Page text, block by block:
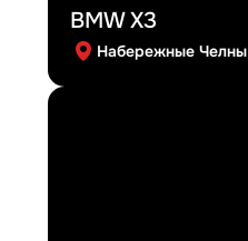
BMW X3
Набережные Челны